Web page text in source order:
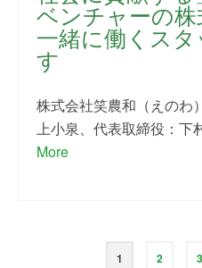
ベンチャーの株
一緒に働くスタ
す
株式会社笑農和（えのわ
上小泉、代表取締役：
More
1 2 3